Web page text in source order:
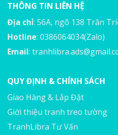
THÔNG TIN LIÊN HỆ
Địa chỉ: 56A, ngõ 138 Trân
Hotline: 0386064034(Zalo)
Email:
QUY ĐỊNH & CHÍNH SÁCH
Giao Hàng & Lắp Đặt
Giới thiệu tranh treo tường
TranhLibra Tư Vấn